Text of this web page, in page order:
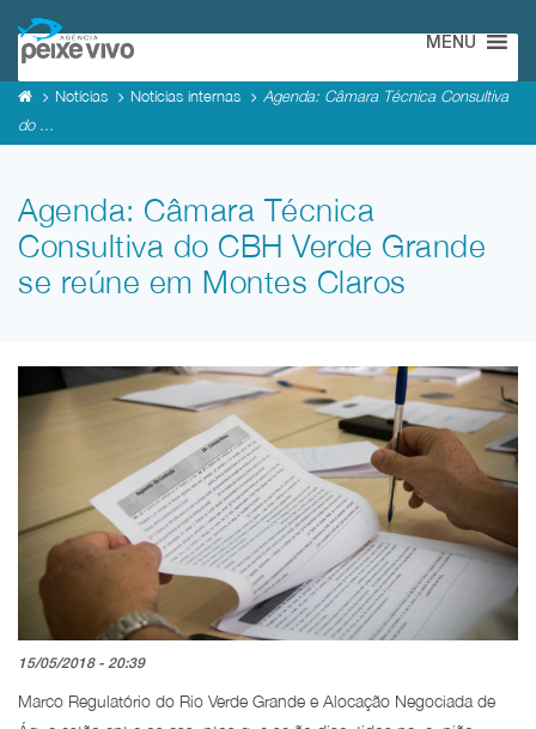
MENU
Notícias Notícias internas
Agenda: Câmara Técnica Consultiva
do ...
Agenda: Câmara Técnica
Consultiva do CBH Verde Grande
se reúne em Montes Claros
15/05/2018 - 20:39
Marco Regulatório do Rio Verde Grande e Alocação Negociada de